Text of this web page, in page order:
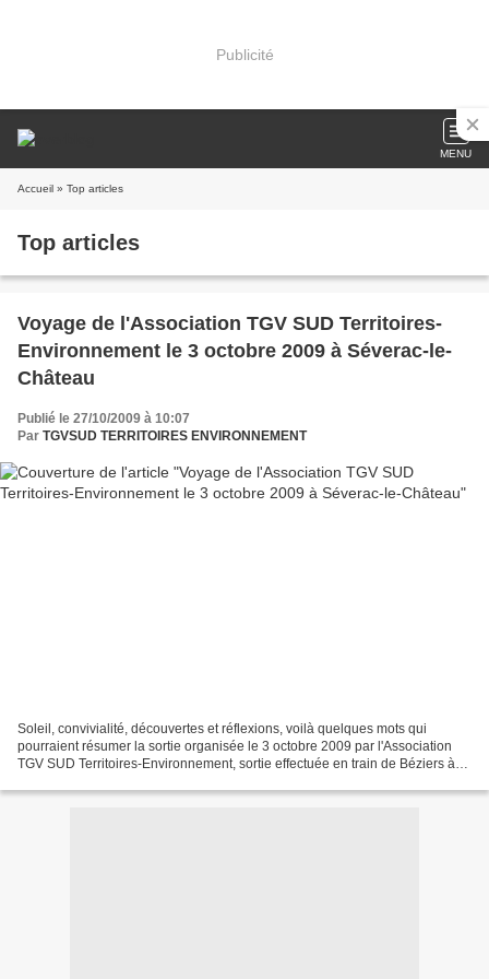
Publicité
MENU
Accueil » Top articles
Top articles
Voyage de l'Association TGV SUD Territoires-
Environnement le 3 octobre 2009 à Séverac-le-
Château
Publié le 27/10/2009 à 10:07
Par TGVSUD TERRITOIRES ENVIRONNEMENT
Soleil, convivialité, découvertes et réflexions, voilà quelques mots qui
pourraient résumer la sortie organisée le 3 octobre 2009 par l'Association
TGV SUD Territoires-Environnement, sortie effectuée en train de Béziers à